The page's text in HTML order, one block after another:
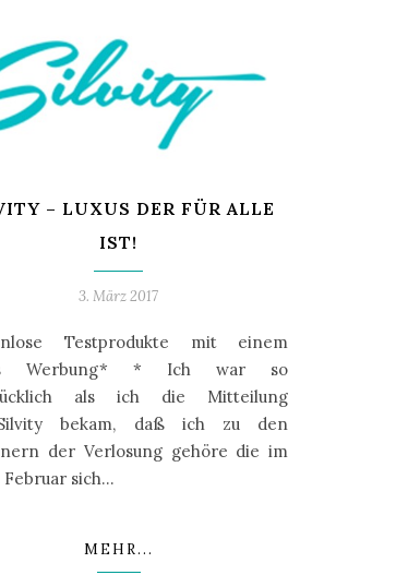
– LUXUS DER FÜR ALLE
IST!
3. März 2017
Testprodukte mit einem
Werbung* * Ich war so
als ich die Mitteilung
bekam, daß ich zu den
der Verlosung gehöre die im
sich…
MEHR...